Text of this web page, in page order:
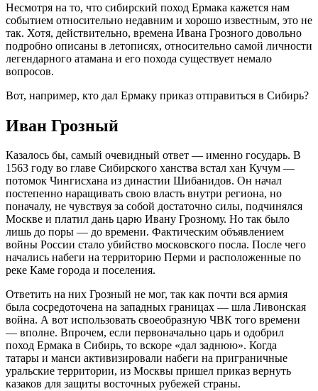
Несмотря на то, что сибирский поход Ермака кажется нам
событием относительно недавним и хорошо известным, это не
так. Хотя, действительно, времена Ивана Грозного довольно
подробно описаны в летописях, относительно самой личности
легендарного атамана и его похода существует немало
вопросов.
Вот, например, кто дал Ермаку приказ отправиться в Сибирь?
Иван Грозный
Казалось бы, самый очевидный ответ — именно государь. В
1563 году во главе Сибирского ханства встал хан Кучум —
потомок Чингисхана из династии Шибанидов. Он начал
постепенно наращивать свою власть внутри региона, но
поначалу, не чувствуя за собой достаточно силы, подчинялся
Москве и платил дань царю Ивану Грозному. Но так было
лишь до поры — до времени. Фактическим объявлением
войны России стало убийство московского посла. После чего
начались набеги на территорию Перми и расположенные по
реке Каме города и поселения.
Ответить на них Грозный не мог, так как почти вся армия
была сосредоточена на западных границах — шла Ливонская
война. А вот использовать своеобразную ЧВК того времени
— вполне. Впрочем, если первоначально царь и одобрил
поход Ермака в Сибирь, то вскоре «дал заднюю». Когда
татары и манси активизировали набеги на приграничные
уральские территории, из Москвы пришел приказ вернуть
казаков для защиты восточных рубежей страны.